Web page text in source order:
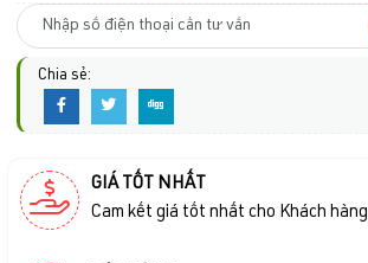
Chia sẻ:
GIÁ TỐT NHẤT
Cam kết giá tốt nhất cho Khách hàng